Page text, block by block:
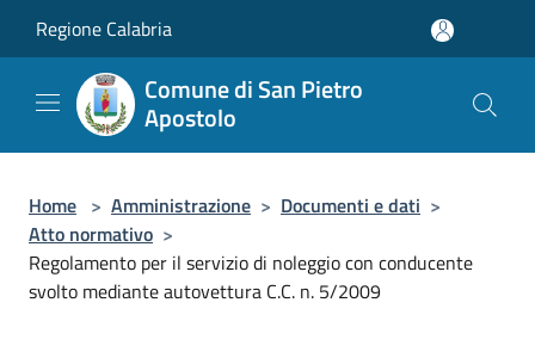
Regione Calabria
Comune di San Pietro
Apostolo
Home > Amministrazione > Documenti e dati >
Atto normativo >
Regolamento per il servizio di noleggio con conducente
svolto mediante autovettura C.C. n. 5/2009